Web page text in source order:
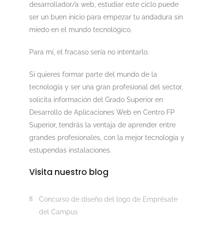
desarrollador/a web, estudiar este ciclo puede
ser un buen inicio para empezar tu andadura sin
miedo en el mundo tecnológico.
Para mí, el fracaso sería no intentarlo.
Si quieres formar parte del mundo de la
tecnología y ser una gran profesional del sector,
solicita información del Grado Superior en
Desarrollo de Aplicaciones Web en Centro FP
Superior, tendrás la ventaja de aprender entre
grandes profesionales, con la mejor tecnología y
estupendas instalaciones.
Visita nuestro blog
Concurso de diseño del logo de Emprésate
del Campus